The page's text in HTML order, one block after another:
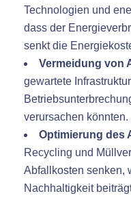
Technologien und
dass der
senkt die
Vermeidung von
gewartete
verursachen könnten.
Optimierung des
Recycling und
Abfallkosten senken,
Nachhaltigkeit